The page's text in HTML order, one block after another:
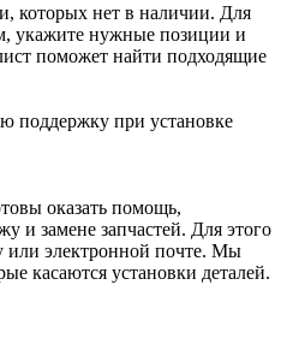
которых нет в наличии. Для
укажите нужные позиции и
поможет найти подходящие
поддержку при установке
оказать помощь,
и замене запчастей. Для этого
или электронной почте. Мы
касаются установки деталей.